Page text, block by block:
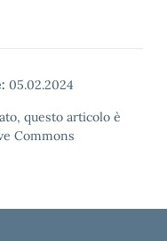
05.02.2024
questo articolo è
Commons